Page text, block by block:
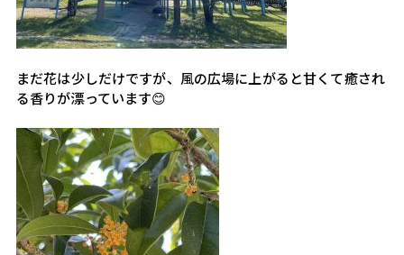
まだ花は少しだけですが、風の広場に上がると甘くて癒され
る香りが漂っています😊